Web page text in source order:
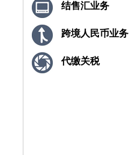
结售汇业务
跨境人民币业务
代缴关税